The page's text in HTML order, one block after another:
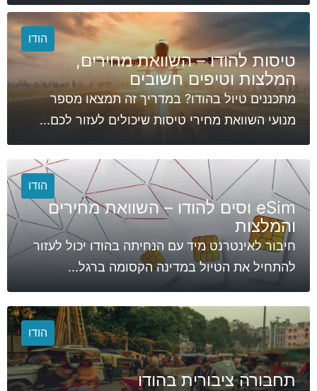
הודו
טיסות להודו – השוואת מחירים,
המלצות וטיפים חשובים
מתכננים טיול בהודו? במדריך זה תמצאו מספר
מנועי השוואת מחירי טיסות שיכולים לעזור לכם...
הודו
eSim וסים להודו – השוואת מחירים
והמלצות
חיבור לאינטרנט מיד עם הנחיתה בהודו יכול לעזור
להתחיל את הטיול במדינה הקסומה ברגל...
הודו
תחבורה ציבורית בהודו